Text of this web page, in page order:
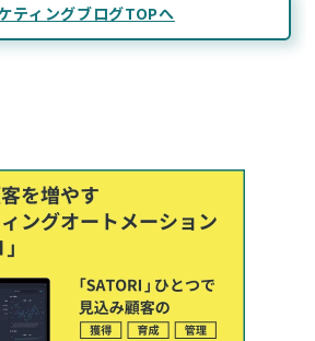
ティングブログTOPへ